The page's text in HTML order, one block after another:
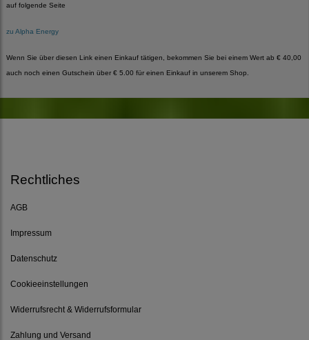
auf folgende Seite
zu Alpha Energy
Wenn Sie über diesen Link einen Einkauf tätigen, bekommen Sie bei einem Wert ab € 40,00
auch noch einen Gutschein über € 5.00 für einen Einkauf in unserem Shop.
Rechtliches
AGB
Impressum
Datenschutz
Cookieeinstellungen
Widerrufsrecht & Widerrufsformular
Zahlung und Versand